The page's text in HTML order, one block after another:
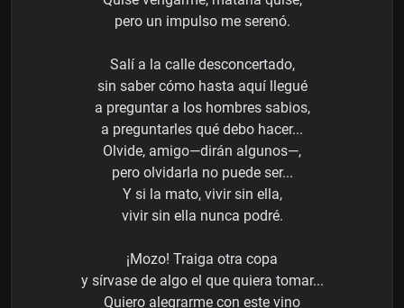
pero un impulso me serenó.
Salí a la calle desconcertado,
sin saber cómo hasta aquí llegué
a preguntar a los hombres sabios,
a preguntarles qué debo hacer...
Olvide, amigo—dirán algunos—,
pero olvidarla no puede ser...
Y si la mato, vivir sin ella,
vivir sin ella nunca podré.
¡Mozo! Traiga otra copa
y sírvase de algo el que quiera tomar...
Quiero alegrarme con este vino